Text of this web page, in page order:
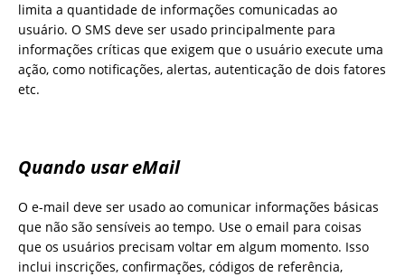
limita a quantidade de informações comunicadas ao
usuário. O SMS deve ser usado principalmente para
informações críticas que exigem que o usuário execute uma
ação, como notificações, alertas, autenticação de dois fatores
etc.
Quando usar eMail
O e-mail deve ser usado ao comunicar informações básicas
que não são sensíveis ao tempo. Use o email para coisas
que os usuários precisam voltar em algum momento. Isso
inclui inscrições, confirmações, códigos de referência,